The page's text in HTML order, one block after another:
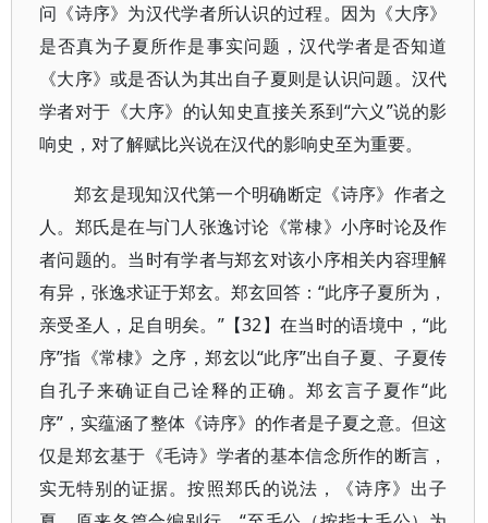
问《诗序》为汉代学者所认识的过程。因为《大序》
是否真为子夏所作是事实问题，汉代学者是否知道
《大序》或是否认为其出自子夏则是认识问题。汉代
学者对于《大序》的认知史直接关系到“六义”说的影
响史，对了解赋比兴说在汉代的影响史至为重要。
郑玄是现知汉代第一个明确断定《诗序》作者之
人。郑氏是在与门人张逸讨论《常棣》小序时论及作
者问题的。当时有学者与郑玄对该小序相关内容理解
有异，张逸求证于郑玄。郑玄回答：“此序子夏所为，
亲受圣人，足自明矣。”【32】在当时的语境中，“此
序”指《常棣》之序，郑玄以“此序”出自子夏、子夏传
自孔子来确证自己诠释的正确。郑玄言子夏作“此
序”，实蕴涵了整体《诗序》的作者是子夏之意。但这
仅是郑玄基于《毛诗》学者的基本信念所作的断言，
实无特别的证据。按照郑氏的说法，《诗序》出子